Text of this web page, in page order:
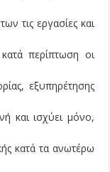
τις εργασίες και
περίπτωση οι
εξυπηρέτησης
και ισχύει μόνο,
κατά τα ανωτέρω